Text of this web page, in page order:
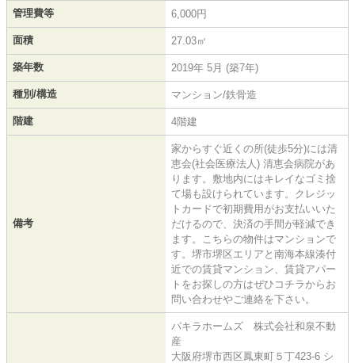
管理費等 6,000円
面積 27.03㎡
築年数 2019年 5月 (築7年)
種別/構造 マンション/鉄骨造
階建 4階建
備考
家からすぐ近くの所(徒歩5分)には清
恵会(社会医療法人) 清恵会病院があ
ります。敷地内にはキレイなゴミ捨
て場も設けられています。クレジッ
トカードで初期費用がお支払いいた
だけるので、決済の手間が軽減でき
ます。こちらの物件はマンションで
す。堺市堺区エリアと南海本線湊付
近での賃貸マンション、賃貸アパー
トをお探しの方はぜひコチラからお
問い合わせやご連絡を下さい。
パキラホームズ 株式会社和泉不動
産
大阪府堺市西区鳳東町５丁423-6 シ